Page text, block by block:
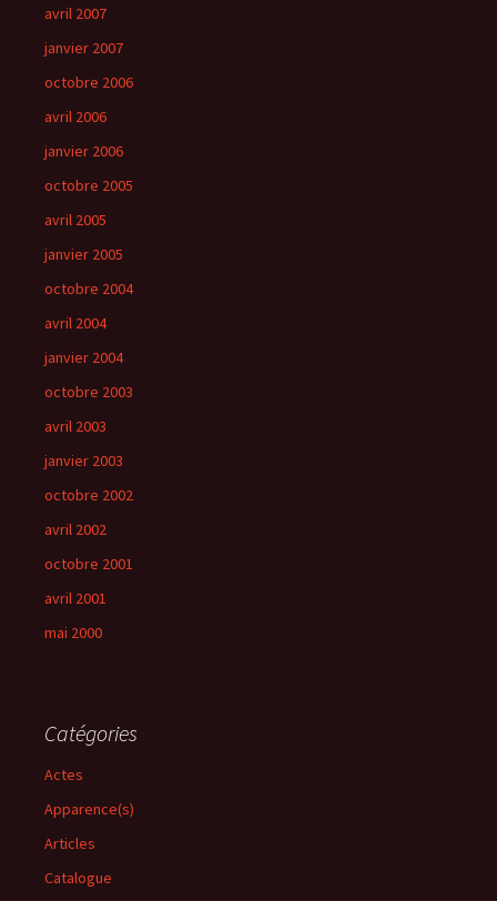
avril 2007
janvier 2007
octobre 2006
avril 2006
janvier 2006
octobre 2005
avril 2005
janvier 2005
octobre 2004
avril 2004
janvier 2004
octobre 2003
avril 2003
janvier 2003
octobre 2002
avril 2002
octobre 2001
avril 2001
mai 2000
Catégories
Actes
Apparence(s)
Articles
Catalogue